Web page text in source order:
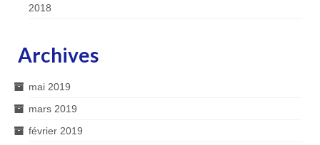
2018
Archives
mai 2019
mars 2019
février 2019